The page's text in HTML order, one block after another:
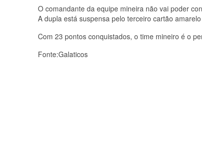
O comandante da equipe mineira não vai poder
A dupla está suspensa pelo terceiro cartão
Com 23 pontos conquistados, o time mineiro é o
Fonte:Galaticos